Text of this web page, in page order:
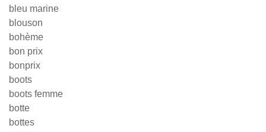
bleu marine
blouson
bohème
bon prix
bonprix
boots
boots femme
botte
bottes